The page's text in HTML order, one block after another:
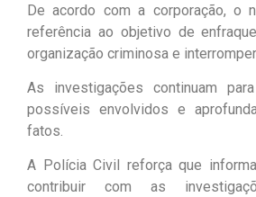
De acordo com a corporação, o
referência ao objetivo de
organização criminosa e
As investigações continuam
possíveis envolvidos e
fatos.
A Polícia Civil reforça que
contribuir com as